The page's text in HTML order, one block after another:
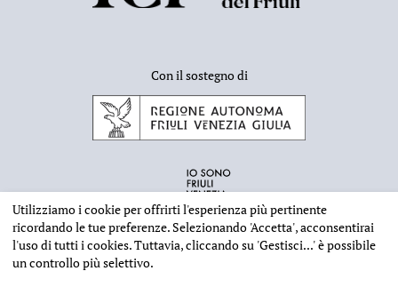
Con il sostegno di
Utilizziamo i cookie per offrirti l'esperienza più pertinente
ricordando le tue preferenze. Selezionando 'Accetta', acconsentirai
l'uso di tutti i cookies. Tuttavia, cliccando su 'Gestisci...'è possibile
un controllo più selettivo.